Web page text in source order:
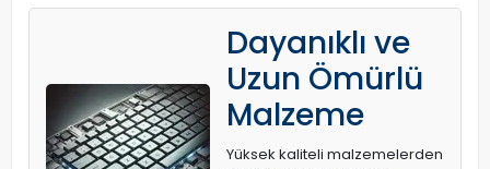
Dayanıklı ve
Uzun Ömürlü
Malzeme
Yüksek kaliteli malzemelerden